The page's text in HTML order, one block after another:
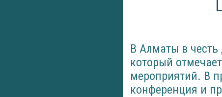
В Алматы в честь
который
мероприятий. В
конференция и